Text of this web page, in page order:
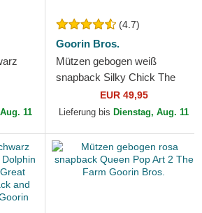
11
(4.7)
Goorin Bros.
Mützen gebogen weiß
snapback Silky Chick The
Farm Silky Roots The Farm
Goorin Bros.
EUR 49,95
Lieferung bis Dienstag, Aug. 11